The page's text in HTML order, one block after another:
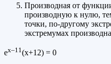
Производная от
производную к нулю,
точки, по-другому
экстремумах
eх–11 (х+12) = 0